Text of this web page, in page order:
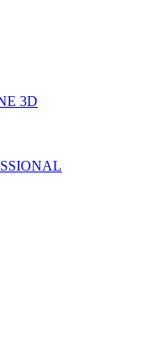
3D